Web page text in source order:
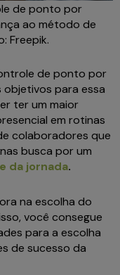
de ponto por
ao método de
Freepik.
de ponto por
para essa
ter um maior
em rotinas
colaboradores que
busca por um
da jornada.
na escolha do
você consegue
para a escolha
de sucesso da